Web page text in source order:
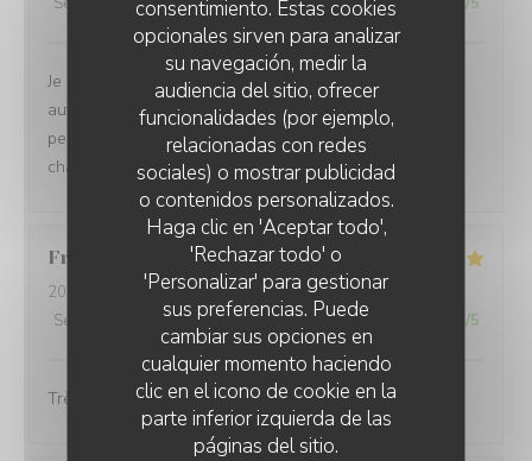
consentimiento. Estas cookies
opcionales sirven para analizar
su navegación, medir la
audiencia del sitio, ofrecer
funcionalidades (por ejemplo,
relacionadas con redes
sociales) o mostrar publicidad
o contenidos personalizados.
Haga clic en 'Aceptar todo',
'Rechazar todo' o
'Personalizar' para gestionar
sus preferencias. Puede
cambiar sus opciones en
cualquier momento haciendo
clic en el icono de cookie en la
parte inferior izquierda de las
páginas del sitio.
Je suis venue pour la 3ème fois et j’apprécie toujours
autant la beauté du cadre, le professionnalisme du
personnel, la grande qualité des plats et l’accueil
chaleureux des propriétaires de cet établissement.
Francoise
2026-08-05
- 19:30 - Invitados 2
Servicio
Ambiente : 4/5 Menú:5 /5 Calidad / Precio /5
Très bon .Accueil ,service de qualité.